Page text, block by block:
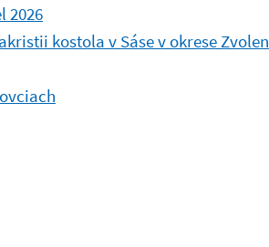
2026
kostola v Sáse v okrese Zvolen